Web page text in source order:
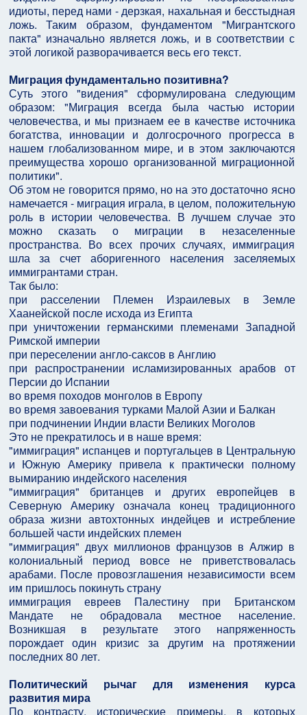
идиоты, перед нами - дерзкая, нахальная и бесстыдная
ложь. Таким образом, фундаментом "Мигрантского
пакта" изначально является ложь, и в соответствии с
этой логикой разворачивается весь его текст.
Миграция фундаментально позитивна?
Суть этого "видения" сформулирована следующим
образом: "Миграция всегда была частью истории
человечества, и мы признаем ее в качестве источника
богатства, инновации и долгосрочного прогресса в
нашем глобализованном мире, и в этом заключаются
преимущества хорошо организованной миграционной
политики".
Об этом не говорится прямо, но на это достаточно ясно
намечается - миграция играла, в целом, положительную
роль в истории человечества. В лучшем случае это
можно сказать о миграции в незаселенные
пространства. Во всех прочих случаях, иммиграция
шла за счет аборигенного населения заселяемых
иммигрантами стран.
Так было:
при расселении Племен Израилевых в Земле
Хаанейской после исхода из Египта
при уничтожении германскими племенами Западной
Римской империи
при переселении англо-саксов в Англию
при распространении исламизированных арабов от
Персии до Испании
во время походов монголов в Европу
во время завоевания турками Малой Азии и Балкан
при подчинении Индии власти Великих Моголов
Это не прекратилось и в наше время:
"иммиграция" испанцев и португальцев в Центральную
и Южную Америку привела к практически полному
вымиранию индейского населения
"иммиграция" британцев и других европейцев в
Северную Америку означала конец традиционного
образа жизни автохтонных индейцев и истребление
большей части индейских племен
"иммиграция" двух миллионов французов в Алжир в
колониальный период вовсе не приветствовалась
арабами. После провозглашения независимости всем
им пришлось покинуть страну
иммиграция евреев Палестину при Британском
Мандате не обрадовала местное население.
Возникшая в результате этого напряженность
порождает один кризис за другим на протяжении
последних 80 лет.
Политический рычаг для изменения курса
развития мира
По контрасту, исторические примеры, в которых